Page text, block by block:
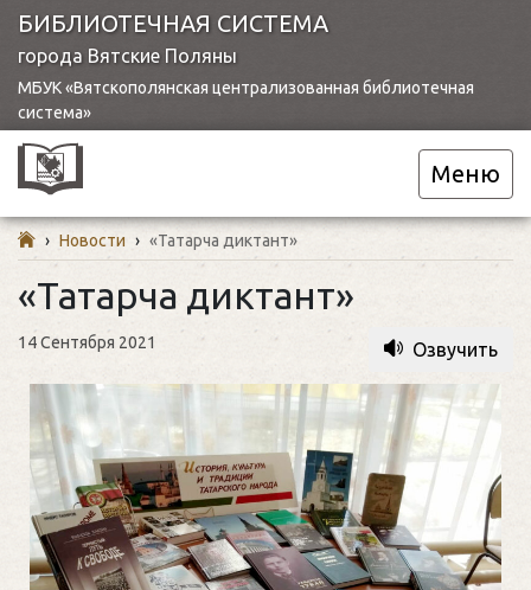
БИБЛИОТЕЧНАЯ СИСТЕМА
города Вятские Поляны
МБУК «Вятскополянская централизованная библиотечная
система»
Меню
› Новости › «Татарча диктант»
«Татарча диктант»
14 Сентября 2021 Озвучить